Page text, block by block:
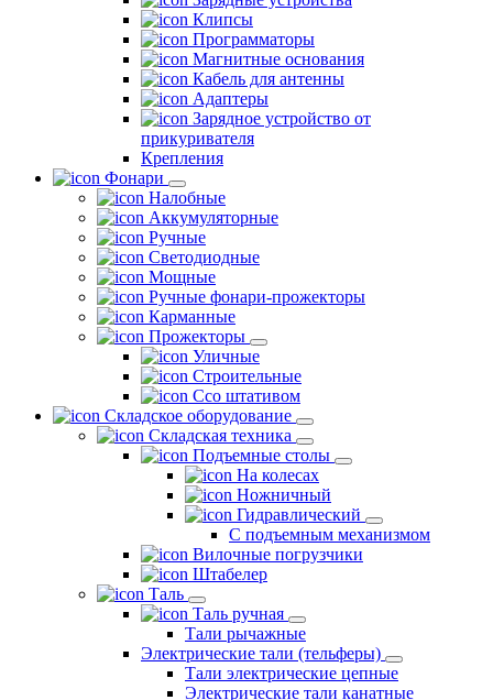
Клипсы
Программаторы
Магнитные основания
Кабель для антенны
Адаптеры
Зарядное устройство от
прикуривателя
Крепления
Фонари
Налобные
Аккумуляторные
Ручные
Светодиодные
Мощные
Ручные фонари-прожекторы
Карманные
Прожекторы
Уличные
Строительные
Ссо штативом
Складское оборудование
Складская техника
Подъемные столы
На колесах
Ножничный
Гидравлический
С подъемным механизмом
Вилочные погрузчики
Штабелер
Таль
Таль ручная
Тали рычажные
Электрические тали (тельферы)
Тали электрические цепные
Электрические тали канатные